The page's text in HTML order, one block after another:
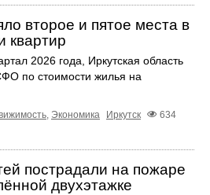
второе и пятое места в
квартир
2026 года, Иркутская область
по стоимости жилья на
, Экономика Иркутск
634
пострадали на пожаре
двухэтажке